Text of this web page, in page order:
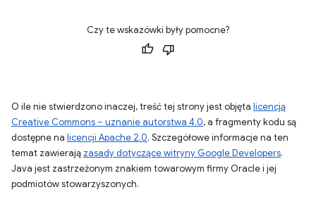
Czy te wskazówki były pomocne?
O ile nie stwierdzono inaczej, treść tej strony jest objęta licencją
Creative Commons – uznanie autorstwa 4.0, a fragmenty kodu są
dostępne na licencji Apache 2.0. Szczegółowe informacje na ten
temat zawierają zasady dotyczące witryny Google Developers.
Java jest zastrzeżonym znakiem towarowym firmy Oracle i jej
podmiotów stowarzyszonych.